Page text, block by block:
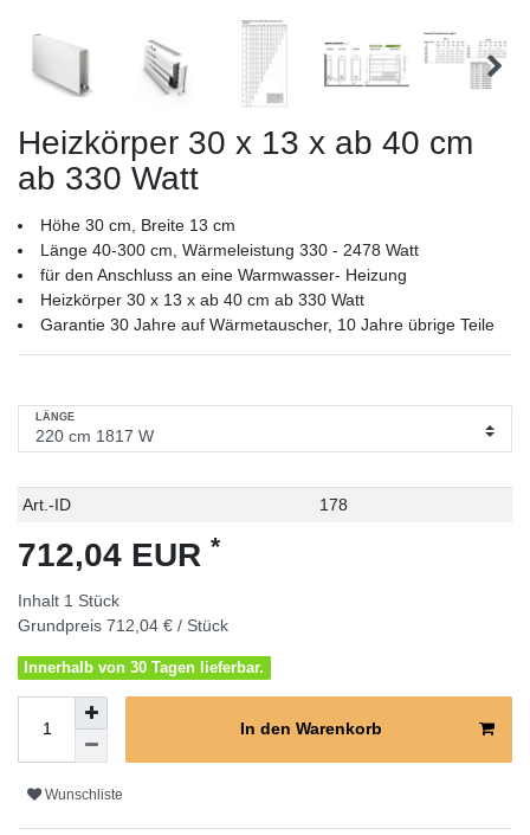
Heizkörper 30 x 13 x ab 40 cm
ab 330 Watt
Höhe 30 cm, Breite 13 cm
Länge 40-300 cm, Wärmeleistung 330 - 2478 Watt
für den Anschluss an eine Warmwasser- Heizung
Heizkörper 30 x 13 x ab 40 cm ab 330 Watt
Garantie 30 Jahre auf Wärmetauscher, 10 Jahre übrige Teile
LÄNGE
Technisches
Wert
Art.-ID 178
712,04 EUR *
Inhalt 1 Stück
Grundpreis 712,04 € / Stück
Innerhalb von 30 Tagen lieferbar.
In den Warenkorb
Wunschliste